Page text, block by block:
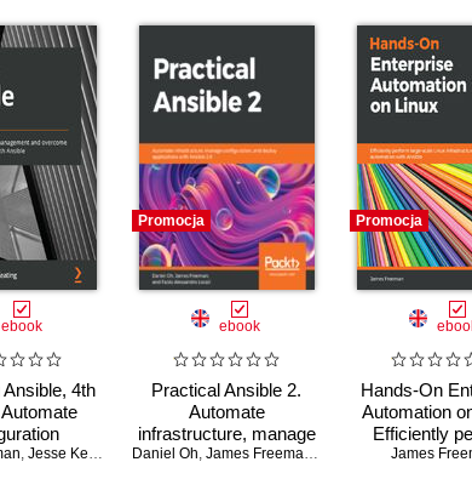
Oh
ebook
4th
and
, Jesse Keating
Promocja
ebook
Practical Ansible 2.
Automate
infrastructure, manage
configuration, and
Daniel Oh, James Freeman , Fabio Alessandro
Promocja
Hands-On
Automation
Efficiently
large-scale
James